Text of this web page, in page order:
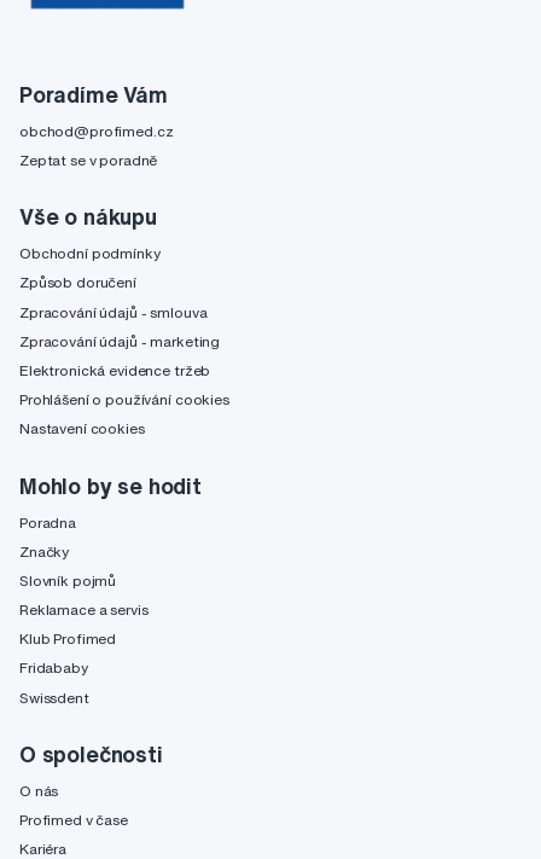
Poradíme Vám
obchod@profimed.cz
Zeptat se v poradně
Vše o nákupu
Obchodní podmínky
Způsob doručení
Zpracování údajů - smlouva
Zpracování údajů - marketing
Elektronická evidence tržeb
Prohlášení o používání cookies
Nastavení cookies
Mohlo by se hodit
Poradna
Značky
Slovník pojmů
Reklamace a servis
Klub Profimed
Fridababy
Swissdent
O společnosti
O nás
Profimed v čase
Kariéra